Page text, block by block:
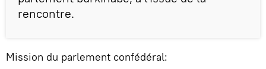
rencontre.
Mission du parlement confédéral: